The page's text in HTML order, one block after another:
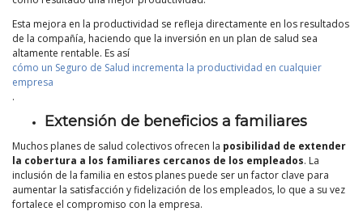
Esta mejora en la productividad se refleja directamente en los resultados
de la compañía, haciendo que la inversión en un plan de salud sea
altamente rentable. Es así
cómo un Seguro de Salud incrementa la productividad en cualquier
empresa
.
Extensión de beneficios a familiares
Muchos planes de salud colectivos ofrecen la posibilidad de extender
la cobertura a los familiares cercanos de los empleados. La
inclusión de la familia en estos planes puede ser un factor clave para
aumentar la satisfacción y fidelización de los empleados, lo que a su vez
fortalece el compromiso con la empresa.